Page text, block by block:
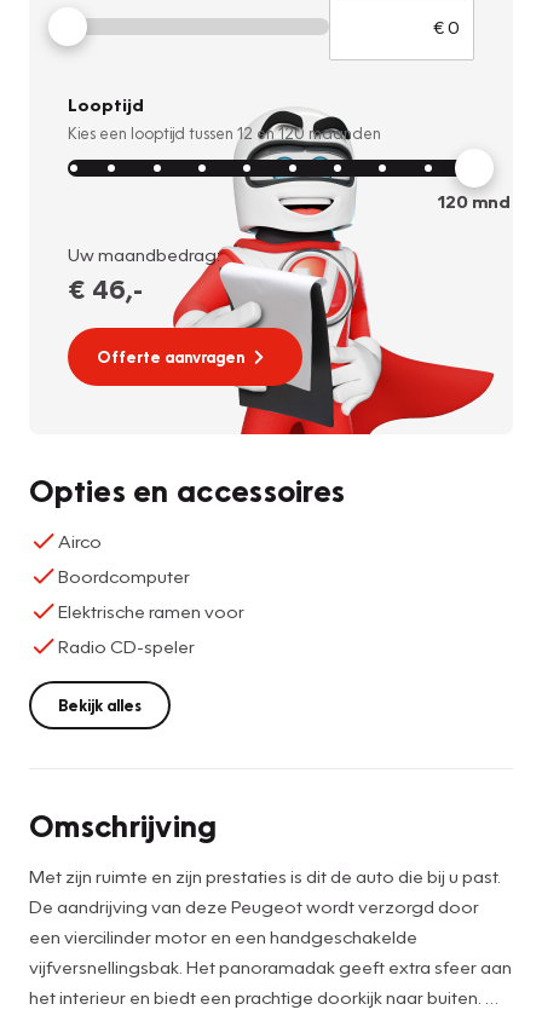
Looptijd
Kies een looptijd tussen 12 en120 maanden
120mnd
Uw maandbedrag:
€ 46,-
Offerte aanvragen
Opties en accessoires
Airco
Boordcomputer
Elektrische ramen voor
Radio CD-speler
Bekijk alles
Omschrijving
Met zijn ruimte en zijn prestaties is dit de auto die bij u past.
De aandrijving van deze Peugeot wordt verzorgd door
een viercilinder motor en een handgeschakelde
vijfversnellingsbak. Het panoramadak geeft extra sfeer aan
het interieur en biedt een prachtige doorkijk naar buiten.